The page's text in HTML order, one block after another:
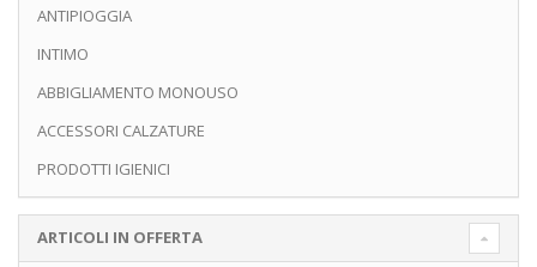
ANTIPIOGGIA
INTIMO
ABBIGLIAMENTO MONOUSO
ACCESSORI CALZATURE
PRODOTTI IGIENICI
ARTICOLI IN OFFERTA